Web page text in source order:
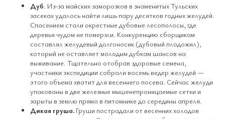
Дуб. Из-за майских заморозков в знаменитых Тульских
засеках удалось найти лишь пару десятков годных желудей.
Спасением стали окрестные дубовые лесополосы, где
деревья чудом не померзли. Конкуренцию сборщикам
составлял желудевый долгоносик (дубовый плодожил),
который не оставляет молодым дубкам шансов на
выживание. Тщательно отобрав здоровые семена,
участники экспедиции собрали восемь ведер желудей —
этого объема хватит для весеннего посева. Сейчас желуди
упакованы в две железные мышенепроницаемые сетки и
зарыты в землю прямо в питомнике до середины апреля.
Дикая груша. Груши пострадали от весенних холодов